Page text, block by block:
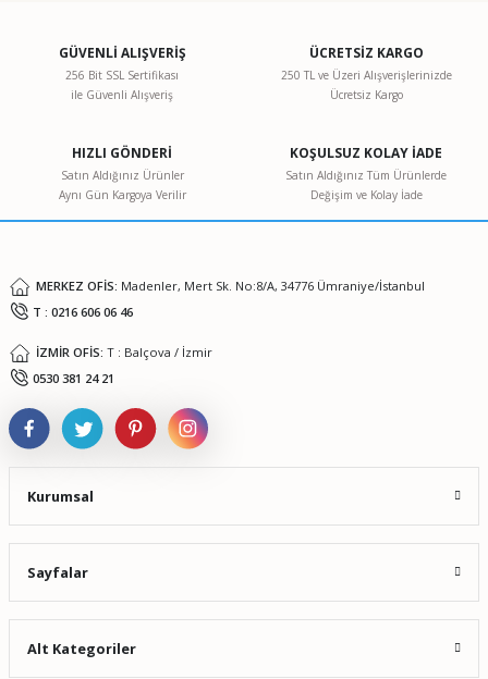
Görüş ve önerileriniz için teşekkür ederiz.
Ürün resmi kalitesiz, bozuk veya görüntülenemiyor.
Ürün bilgilerinde hatalar bulunuyor.
Ürün fiyatı diğer sitelerden daha pahalı.
GÜVENLİ ALIŞVERİŞ
256 Bit SSL Sertifikası
ile Güvenli Alışveriş
ÜCRETSİZ KARGO
250 TL ve Üzeri Alışverişlerinizde
Ücretsiz Kargo
HIZLI GÖNDERİ
Satın Aldığınız Ürünler
Aynı Gün Kargoya Verilir
KOŞULSUZ KOLAY İADE
Satın Aldığınız Tüm Ürünlerde
Değişim ve Kolay İade
MERKEZ OFİS: Madenler, Mert Sk. No:8/A, 34776 Ümraniye/İstanbul
T : 0216 606 06 46
İZMİR OFİS: T : Balçova / İzmir
0530 381 24 21
Kurumsal
Sayfalar
Alt Kategoriler